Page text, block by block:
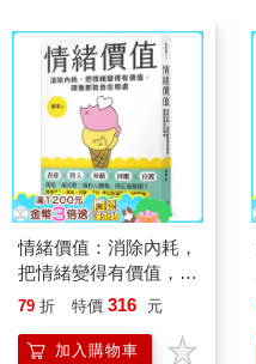
情緒價值：消除內耗，
把情緒變得有價值，跟
誰都能自在相處
79 折 特價 316 元
加入購物車